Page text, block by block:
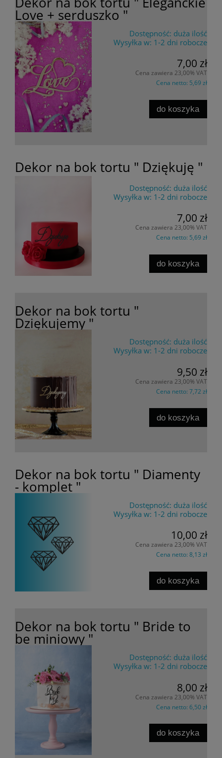
Love + serduszko "
Dostępność: duża ilość
Wysyłka w: 1-2 dni robocze
7,00 zł
Cena zawiera 23,00% VAT
Cena netto: 5,69 zł
do koszyka
Dekor na bok tortu " Dziękuję "
Dostępność: duża ilość
Wysyłka w: 1-2 dni robocze
7,00 zł
Cena zawiera 23,00% VAT
Cena netto: 5,69 zł
do koszyka
Dekor na bok tortu "
Dziękujemy "
Dostępność: duża ilość
Wysyłka w: 1-2 dni robocze
9,50 zł
Cena zawiera 23,00% VAT
Cena netto: 7,72 zł
do koszyka
Dekor na bok tortu " Diamenty
- komplet "
Dostępność: duża ilość
Wysyłka w: 1-2 dni robocze
10,00 zł
Cena zawiera 23,00% VAT
Cena netto: 8,13 zł
do koszyka
Dekor na bok tortu " Bride to
be miniowy "
Dostępność: duża ilość
Wysyłka w: 1-2 dni robocze
8,00 zł
Cena zawiera 23,00% VAT
Cena netto: 6,50 zł
do koszyka